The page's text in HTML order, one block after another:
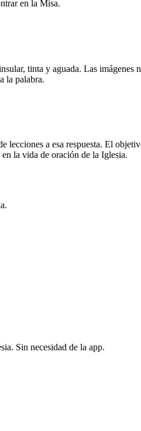
en la Misa.
tinta y aguada. Las imágenes
la palabra.
a esa respuesta. El
la vida de oración de la Iglesia.
Sin necesidad de la app.